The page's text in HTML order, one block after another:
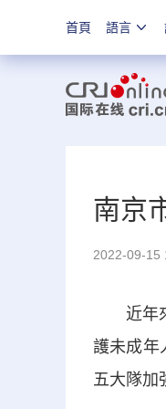
首頁 語言
南京
2022-09-15
近年來
護未成年
五大隊加